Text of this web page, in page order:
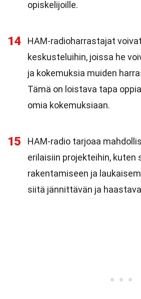
opiskelijoille.
14
HAM-radioharrastajat
keskusteluihin, joissa he
ja kokemuksia muiden
Tämä on loistava tapa
omia kokemuksiaan.
15
HAM-radio tarjoaa
erilaisiin projekteihin, kuten
rakentamiseen ja
siitä jännittävän ja